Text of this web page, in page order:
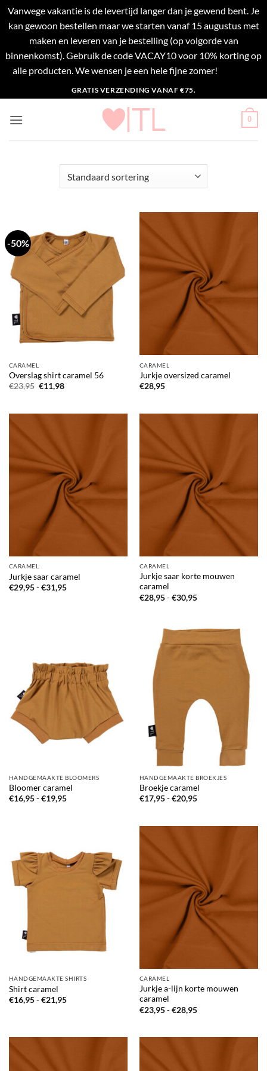
Vanwege vakantie is de levertijd langer dan je gewend bent. Je
kan gewoon bestellen maar we starten vanaf 15 augustus met
maken en leveren van je bestelling (op volgorde van
binnenkomst). Gebruik de code VACAY10 voor 10% korting op
alle producten. We wensen je een hele fijne zomer!
naar
inhoud
GRATIS VERZENDING VANAF €75.
0
-50%
CARAMEL
Overslag shirt caramel 56
€23,95 Oorspronkelijke
prijs
€11,98Huidige
CARAMEL
Jurkje oversized caramel
€28,95
CARAMEL
Jurkje saar caramel
€29,95 - €31,95Prijsklasse:
CARAMEL
Jurkje saar korte mouwen
caramel
€28,95 - €30,95Prijsklasse:
HANDGEMAAKTE BLOOMERS
Bloomer caramel
€16,95 - €19,95Prijsklasse:
HANDGEMAAKTE BROEKJES
Broekje caramel
€17,95 - €20,95Prijsklasse:
HANDGEMAAKTE SHIRTS
Shirt caramel
€16,95 - €21,95Prijsklasse:
CARAMEL
Jurkje a-lijn korte mouwen
caramel
€23,95 - €28,95Prijsklasse: